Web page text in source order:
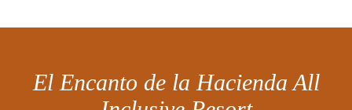
El Encanto de la Hacienda All